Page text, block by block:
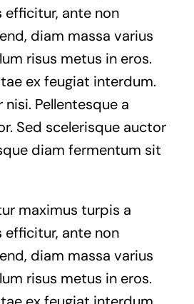
efficitur, ante non
diam massa varius
risus metus in eros.
ex feugiat interdum.
Pellentesque a
Sed scelerisque auctor
diam fermentum sit
maximus turpis a
efficitur, ante non
diam massa varius
risus metus in eros.